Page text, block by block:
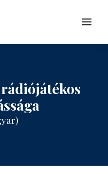
Menü